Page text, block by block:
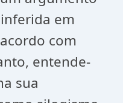
em
com
entende-
sua